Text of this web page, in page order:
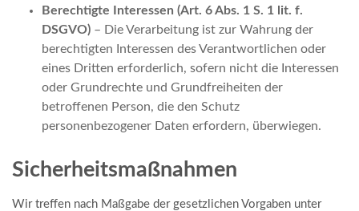
Berechtigte Interessen (Art. 6 Abs. 1 S. 1 lit. f.
DSGVO)– Die Verarbeitung ist zur Wahrung der
berechtigten Interessen des Verantwortlichen oder
eines Dritten erforderlich, sofern nicht die Interessen
oder Grundrechte und Grundfreiheiten der
betroffenen Person, die den Schutz
personenbezogener Daten erfordern, überwiegen.
Sicherheitsmaßnahmen
Wir treffen nach Maßgabe der gesetzlichen Vorgaben unter